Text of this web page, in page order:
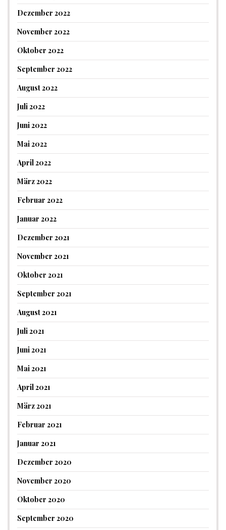
Dezember 2022
November 2022
Oktober 2022
September 2022
August 2022
Juli 2022
Juni 2022
Mai 2022
April 2022
März 2022
Februar 2022
Januar 2022
Dezember 2021
November 2021
Oktober 2021
September 2021
August 2021
Juli 2021
Juni 2021
Mai 2021
April 2021
März 2021
Februar 2021
Januar 2021
Dezember 2020
November 2020
Oktober 2020
September 2020